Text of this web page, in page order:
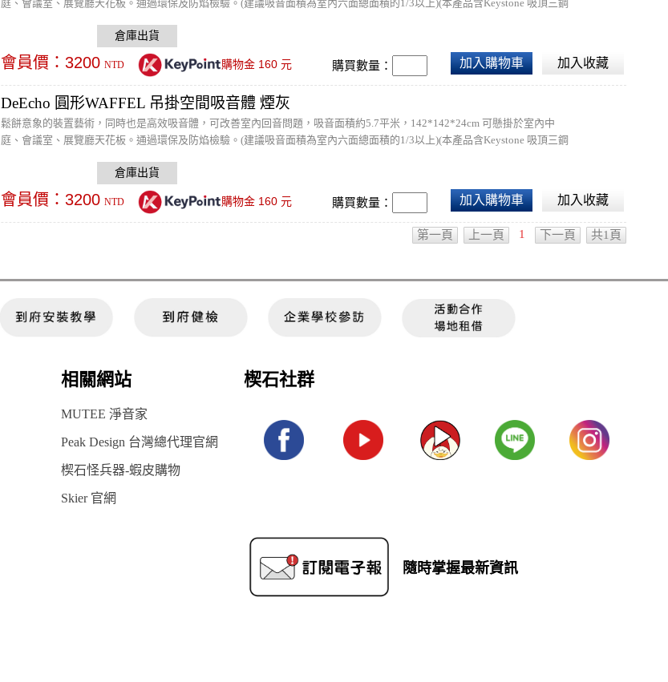
庭、會議室、展覽廳天花板。通過環保及防焰檢驗。(建議吸音面積為室內六面總面積的1/3以上)(本產品含Keystone 吸頂三鋼
會員價： 3200 NTD 購物金 160元 購買數量： 加入購物車 加入收藏
DeEcho 圓形WAFFEL 吊掛空間吸音體 煙灰
鬆餅意象的裝置藝術，同時也是高效吸音體，可改善室內回音問題，吸音面積約5.7平米，142*142*24cm 可懸掛於室內中
庭、會議室、展覽廳天花板。通過環保及防焰檢驗。(建議吸音面積為室內六面總面積的1/3以上)(本產品含Keystone 吸頂三鋼
會員價： 3200 NTD 購物金 160元 購買數量： 加入購物車 加入收藏
第一頁 上一頁 1 下一頁 共1頁
相關網站 楔石社群
MUTEE 淨音家
Peak Design 台灣總代理官網
楔石怪兵器-蝦皮購物
Skier 官網
隨時掌握最新資訊